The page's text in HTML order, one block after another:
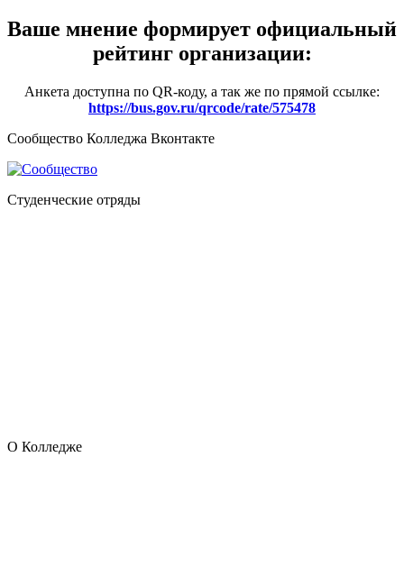
Ваше мнение формирует официальный
рейтинг организации:
Анкета доступна по QR-коду, а так же по прямой ссылке:
https://bus.gov.ru/qrcode/rate/575478
Сообщество Колледжа Вконтакте
Студенческие отряды
О Колледже